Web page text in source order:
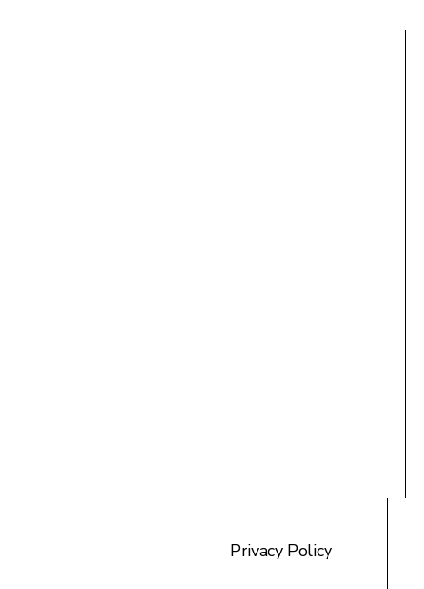
Privacy Policy